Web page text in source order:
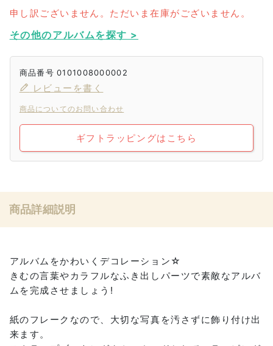
申し訳ございません。ただいま在庫がございません。
その他のアルバムを探す >
商品番号 0101008000002
レビューを書く
商品についてのお問い合わせ
ギフトラッピングはこちら
商品詳細説明
アルバムをかわいくデコレーション☆
きむの言葉やカラフルなふき出しパーツで素敵なアルバ
ムを完成させましょう!
紙のフレークなので、大切な写真を汚さずに飾り付け出
来ます。